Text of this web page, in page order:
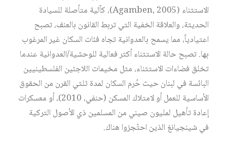
الاستثناء (Agamben, 2005)، كآلية متأصلة للسيادة
الحديثة، والعلاقة الخفية التي تربط القانون بالعنف، تصبح
اعتيادياً، مما يسمح بالعدوانية تجاه فئات السكان غير المرغوب
بها. تصبح حالة الاستثناء أكثر فعالية للوحشية/العدوانية عندما
تخلق فضاءات الاستثناء، مثل مخيمات اللاجئين الفلسطينيين
البائسة في لبنان حيث حُرم السكان لمدة ثلثي القرن من الحقوق
الأساسية للعمل أو لامتلاك المسكن (حنفي، 2010)، أو معسكرات
إعادة تأهيل لمليون صيني من المسلمين ذي الأصول التركية
في شينجيانغ الذين احتُجزوا هناك.